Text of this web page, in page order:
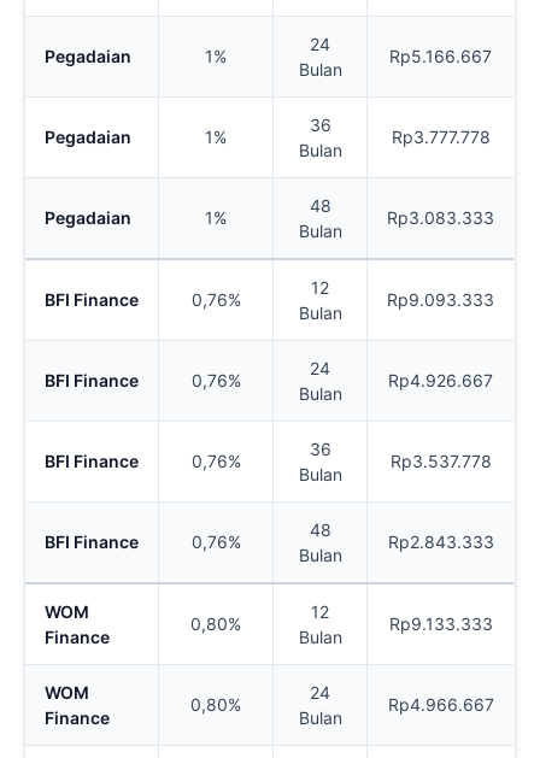
Pegadaian 1%
24
Bulan
Rp5.166.667
Pegadaian 1%
36
Bulan
Rp3.777.778
Pegadaian 1%
48
Bulan
Rp3.083.333
BFI Finance 0,76%
12
Bulan
Rp9.093.333
BFI Finance 0,76%
24
Bulan
Rp4.926.667
BFI Finance 0,76%
36
Bulan
Rp3.537.778
BFI Finance 0,76%
48
Bulan
Rp2.843.333
WOM
Finance
0,80%
12
Bulan
Rp9.133.333
WOM
Finance
0,80%
24
Bulan
Rp4.966.667